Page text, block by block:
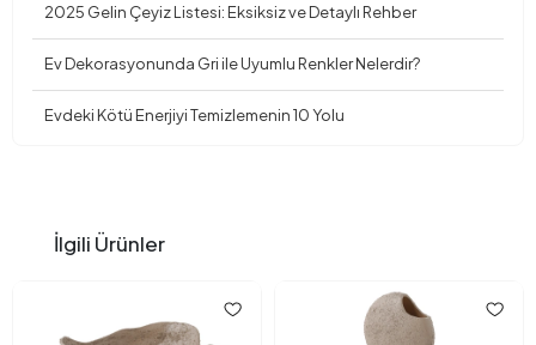
2025 Gelin Çeyiz Listesi: Eksiksiz ve Detaylı Rehber
Ev Dekorasyonunda Gri ile Uyumlu Renkler Nelerdir?
Evdeki Kötü Enerjiyi Temizlemenin 10 Yolu
İlgili Ürünler